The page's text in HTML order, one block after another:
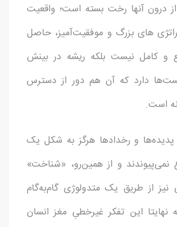
از درون آنها رخت بسته است؛ واقعیت
های بزرگ و موفقیت‌آمیز، حاصل
و کامل نیست بلکه ریشه در بینش
دارد که آن هم دور از دسترس
است.
پدیده‌ها و رخدادها هرگز به شکل یک
و از همین‌رو، «شناخت»
از طریق یک متدولوژی گام‌به‌گام
این تفکر غیرخطیِ مغز انسان